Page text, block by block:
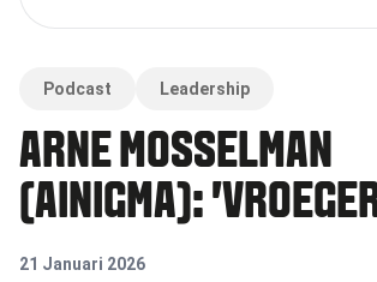
Podcast Leadership
ARNE MOSSELMAN
(AINIGMA):
INTERNET, NU HEB JE
21 Januari 2026